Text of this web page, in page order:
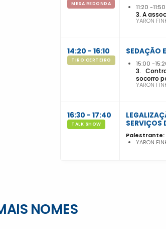
MESA REDONDA 11:20 11:50
3. A
YARON
14:20 - 16:10
TIRO CERTEIRO
SEDAÇÃO
15:00
3.
socorro
YARON
16:30 - 17:40
TALK SHOW
SERVIÇOS
Palestrante:
YARON
NOMES